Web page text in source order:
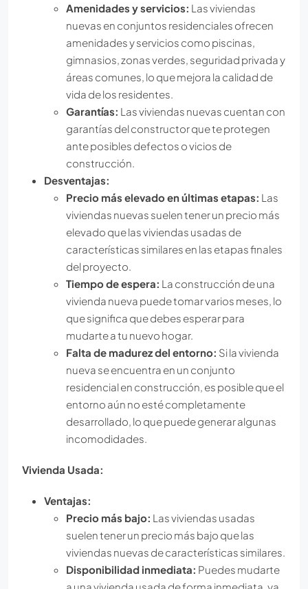
Amenidades y servicios: Las viviendas
nuevas en conjuntos residenciales ofrecen
amenidades y servicios como piscinas,
gimnasios, zonas verdes, seguridad privada y
áreas comunes, lo que mejora la calidad de
vida de los residentes.
Garantías: Las viviendas nuevas cuentan con
garantías del constructor que te protegen
ante posibles defectos o vicios de
construcción.
Desventajas:
Precio más elevado en últimas etapas: Las
viviendas nuevas suelen tener un precio más
elevado que las viviendas usadas de
características similares en las etapas finales
del proyecto.
Tiempo de espera: La construcción de una
vivienda nueva puede tomar varios meses, lo
que significa que debes esperar para
mudarte a tu nuevo hogar.
Falta de madurez del entorno: Si la vivienda
nueva se encuentra en un conjunto
residencial en construcción, es posible que el
entorno aún no esté completamente
desarrollado, lo que puede generar algunas
incomodidades.
Vivienda Usada:
Ventajas:
Precio más bajo: Las viviendas usadas
suelen tener un precio más bajo que las
viviendas nuevas de características similares.
Disponibilidad inmediata: Puedes mudarte